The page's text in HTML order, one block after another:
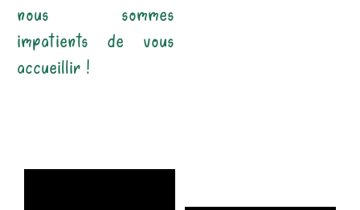
nous sommes
impatients de vous
accueillir !